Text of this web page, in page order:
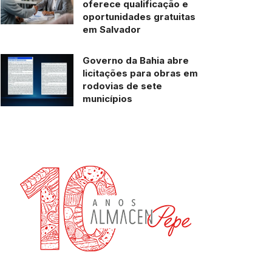
oferece qualificação e
oportunidades gratuitas
em Salvador
Governo da Bahia abre
licitações para obras em
rodovias de sete
municípios